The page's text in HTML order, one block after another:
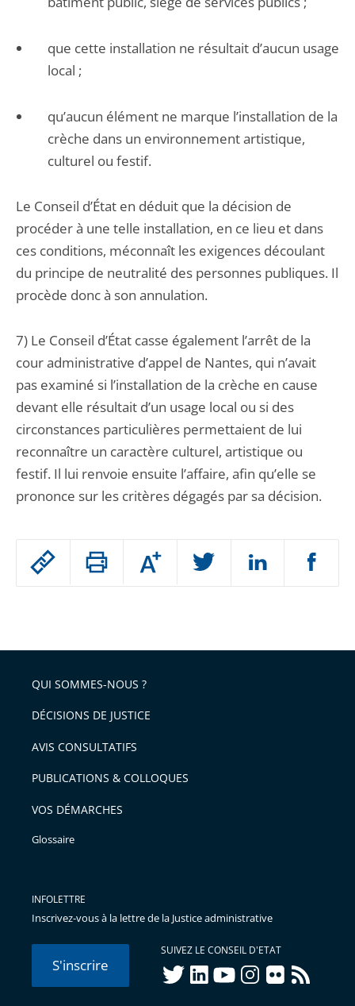
Passer
arriver
après
Augmenter
ou
l'article
pour
avant
que cette installation ne résultait d’aucun usage
local ;
qu’aucun élément ne marque l’installation de la
crèche dans un environnement artistique,
culturel ou festif.
Le Conseil d’État en déduit que la décision de
procéder à une telle installation, en ce lieu et dans
ces conditions, méconnaît les exigences découlant
du principe de neutralité des personnes publiques. Il
procède donc à son annulation.
7) Le Conseil d’État casse également l’arrêt de la
cour administrative d’appel de Nantes, qui n’avait
pas examiné si l’installation de la crèche en cause
devant elle résultait d’un usage local ou si des
circonstances particulières permettaient de lui
reconnaître un caractère culturel, artistique ou
festif. Il lui renvoie ensuite l’affaire, afin qu’elle se
prononce sur les critères dégagés par sa décision.
QUI SOMMES-NOUS ?
DÉCISIONS DE JUSTICE
AVIS CONSULTATIFS
PUBLICATIONS & COLLOQUES
VOS DÉMARCHES
Glossaire
INFOLETTRE
Inscrivez-vous à la lettre de la Justice administrative
S'inscrire
SUIVEZ LE CONSEIL D'ETAT
twitterlinkedInyoutubeinstagram
flickr rss